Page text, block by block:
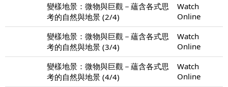
變樣地景：微物與巨觀－蘊含各式思
考的自然與地景 (2/4)
Watch
Online
變樣地景：微物與巨觀－蘊含各式思
考的自然與地景 (3/4)
Watch
Online
變樣地景：微物與巨觀－蘊含各式思
考的自然與地景 (4/4)
Watch
Online